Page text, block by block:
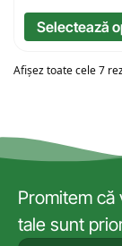
Selectează
Afișez toate cele 7
Promitem
tale sunt